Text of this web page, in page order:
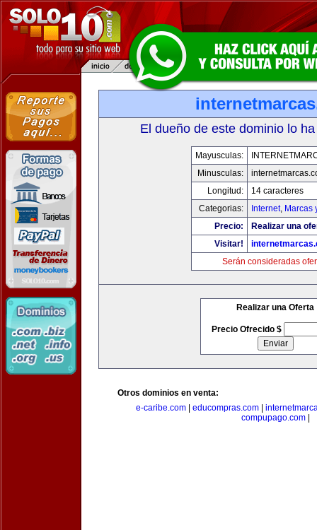
El dueño de este dominio lo
Mayusculas:
Minusculas:
Longitud:
14 caracteres
Categorias:
Internet, Marcas
Precio:
Realizar una
Visitar!
Serán consideradas
Realizar una Oferta
Precio Ofrecido $
Otros dominios en venta:
e-caribe.com| educompras.com|
compupago.com|